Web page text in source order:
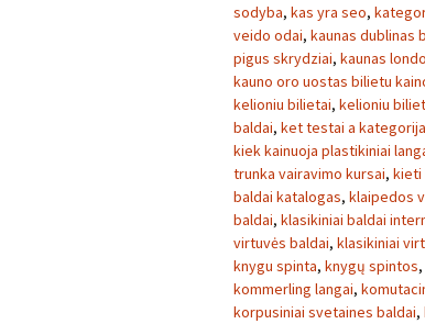
sodyba, kas yra seo,
veido odai, kaunas dublinas
pigus skrydziai, kaunas
kauno oro uostas bilietu
kelioniu bilietai, kelioniu
baldai, ket testai a kategorija
kiek kainuoja plastikiniai
trunka vairavimo kursai, kieti
baldai katalogas, klaipedos
baldai, klasikiniai baldai
virtuvės baldai, klasikiniai
knygu spinta, knygų spintos,
kommerling langai,
korpusiniai svetaines baldai,